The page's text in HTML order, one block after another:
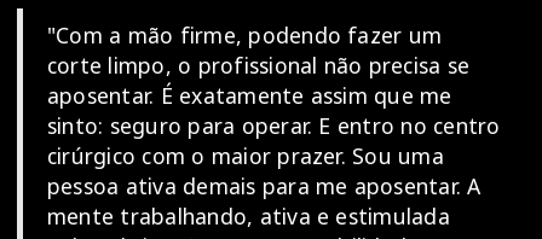
"Com a mão firme, podendo fazer um
corte limpo, o profissional não precisa se
aposentar. É exatamente assim que me
sinto: seguro para operar. E entro no centro
cirúrgico com o maior prazer. Sou uma
pessoa ativa demais para me aposentar. A
mente trabalhando, ativa e estimulada